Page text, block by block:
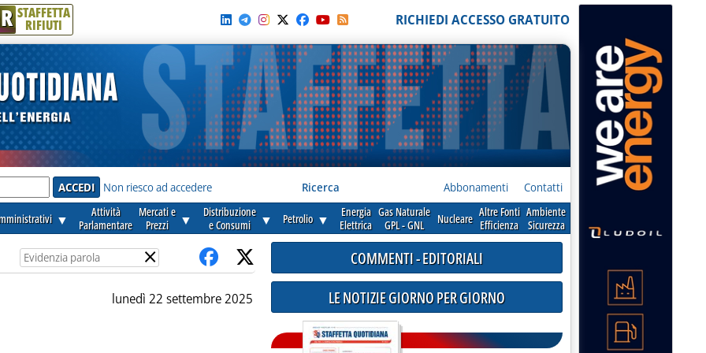
R STAFFETTA
RIFIUTI RICHIEDI ACCESSO GRATUITO
Non riesco ad accedere Ricerca Abbonamenti Contatti
▼
Attività
Parlamentare
Mercati e
Prezzi
▼
Distribuzione
e Consumi
▼ Petrolio ▼
Energia
Elettrica
Gas Naturale
GPL - GNL
Nucleare Altre Fonti
Efficienza
Ambiente
Sicurezza
×
lunedì 22 settembre 2025
COMMENTI - EDITORIALI
LE NOTIZIE GIORNO PER GIORNO